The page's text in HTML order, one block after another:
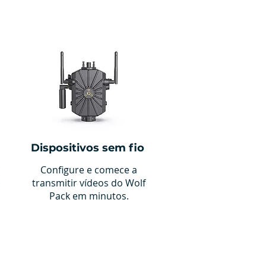
Dispositivos sem fio
Configure e comece a
transmitir vídeos do Wolf
Pack em minutos.